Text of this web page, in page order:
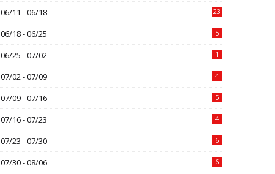
06/11 - 06/18 23
06/18 - 06/25 5
06/25 - 07/02 1
07/02 - 07/09 4
07/09 - 07/16 5
07/16 - 07/23 4
07/23 - 07/30 6
07/30 - 08/06 6